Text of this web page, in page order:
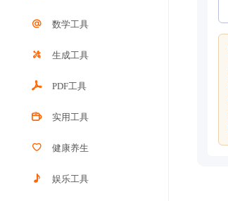
数学工具
生成工具
PDF工具
实用工具
健康养生
娱乐工具